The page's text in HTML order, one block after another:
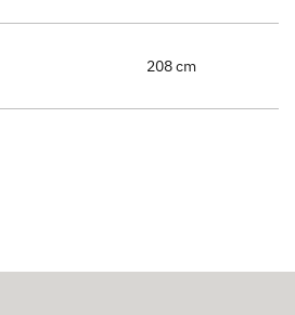
208 cm